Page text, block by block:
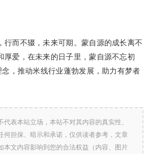
行而不辍，未来可期。蒙自源的成长离不
厚爱，在未来的日子里，蒙自源不忘初
念，推动米线行业蓬勃发展，助力有梦者
代表本站立场，本站不对其内容的真实性、
何担保、暗示和承诺，仅供读者参考，文章
本文内容影响到您的合法权益（内容、图片